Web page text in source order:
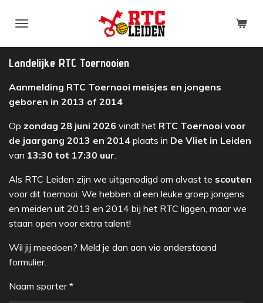
direct
de
hoofdinhoud
Landelijke RTC Toernooien
Aanmelding RTC Toernooi meisjes en jongens
geboren in 2013 of 2014
Op zondag 28 juni 2026 vindt het RTC Toernooi voor
de jaargang 2013 en 2014 plaats in De Vliet in Leiden
van 13:30 tot 17:30 uur.
Als RTC Leiden zijn we uitgenodigd om alvast te scouten
voor dit toernooi. We hebben al een leuke groep jongens
en meiden uit 2013 en 2014 bij het RTC liggen, maar we
staan open voor extra talent!
Wil jij meedoen? Meld je dan aan via onderstaand
formulier.
Naam sporter *